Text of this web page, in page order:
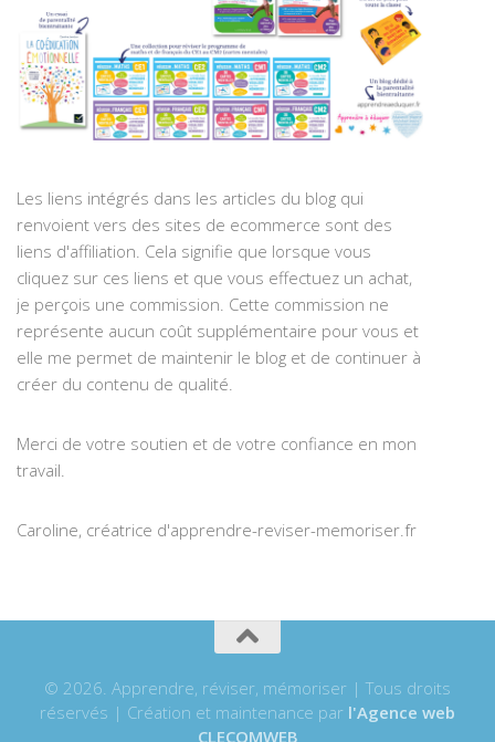
Les liens intégrés dans les articles du blog qui
renvoient vers des sites de ecommerce sont des
liens d'affiliation. Cela signifie que lorsque vous
cliquez sur ces liens et que vous effectuez un achat,
je perçois une commission. Cette commission ne
représente aucun coût supplémentaire pour vous et
elle me permet de maintenir le blog et de continuer à
créer du contenu de qualité.
Merci de votre soutien et de votre confiance en mon
travail.
Caroline, créatrice d'apprendre-reviser-memoriser.fr
© 2026. Apprendre, réviser, mémoriser | Tous droits
réservés | Création et maintenance par l'Agence web
CLECOMWEB